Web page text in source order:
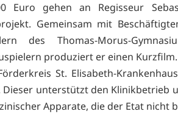
Euro gehen an Regisseur
Gemeinsam mit
des Thomas-Morus-
produziert er einen Kurzfilm.
St. Elisabeth-
Dieser unterstützt den Klinikbetrieb
Apparate, die der Etat nicht